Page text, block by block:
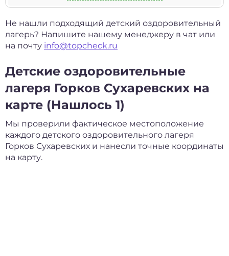
Не нашли подходящий детский оздоровительный
лагерь? Напишите нашему менеджеру в чат или
на почту info@topcheck.ru
Детские оздоровительные
лагеря Горков Сухаревских на
карте (Нашлось 1)
Мы проверили фактическое местоположение
каждого детского оздоровительного лагеря
Горков Сухаревских и нанесли точные координаты
на карту.